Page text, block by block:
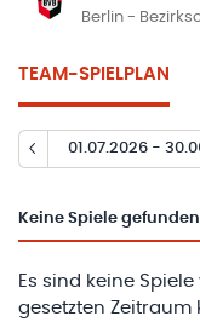
Berlin -
TEAM-SPIELPLAN
01.07.2026 -
Keine Spiele gefunden
Es sind keine
gesetzten Zeitraum